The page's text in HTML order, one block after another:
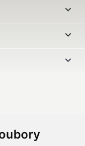


keyboard_arrow_down